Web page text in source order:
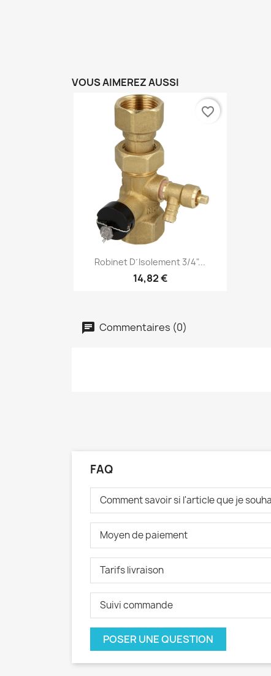
VOUS AIMEREZ AUSSI
Aperçu rapide
Robinet D´isolement 3/4"...
14,82 €
favorite_border
Commentaires (0)
FAQ
Comment savoir si l'article que je
Moyen de paiement
Tarifs livraison
Suivi commande
POSER UNE QUESTION